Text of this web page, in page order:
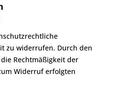
zu widerrufen. Durch den
Rechtmäßigkeit der
Widerruf erfolgten